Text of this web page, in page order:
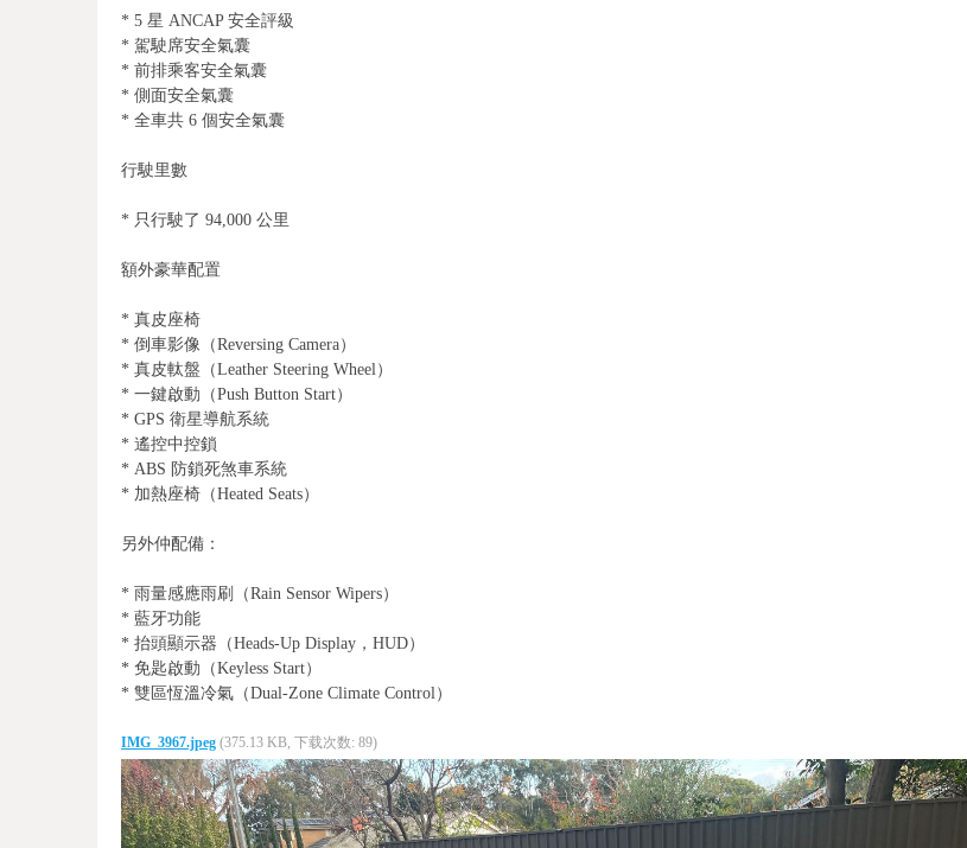
* 5 星 ANCAP 安全評級
* 駕駛席安全氣囊
* 前排乘客安全氣囊
* 側面安全氣囊
* 全車共 6 個安全氣囊
行駛里數
* 只行駛了 94,000 公里
額外豪華配置
* 真皮座椅
* 倒車影像（Reversing Camera）
* 真皮軚盤（Leather Steering Wheel）
* 一鍵啟動（Push Button Start）
* GPS 衛星導航系統
* 遙控中控鎖
* ABS 防鎖死煞車系統
* 加熱座椅（Heated Seats）
另外仲配備：
* 雨量感應雨刷（Rain Sensor Wipers）
* 藍牙功能
* 抬頭顯示器（Heads-Up Display，HUD）
* 免匙啟動（Keyless Start）
* 雙區恆溫冷氣（Dual-Zone Climate Control）
IMG_3967.jpeg (375.13 KB, 下载次数: 89)